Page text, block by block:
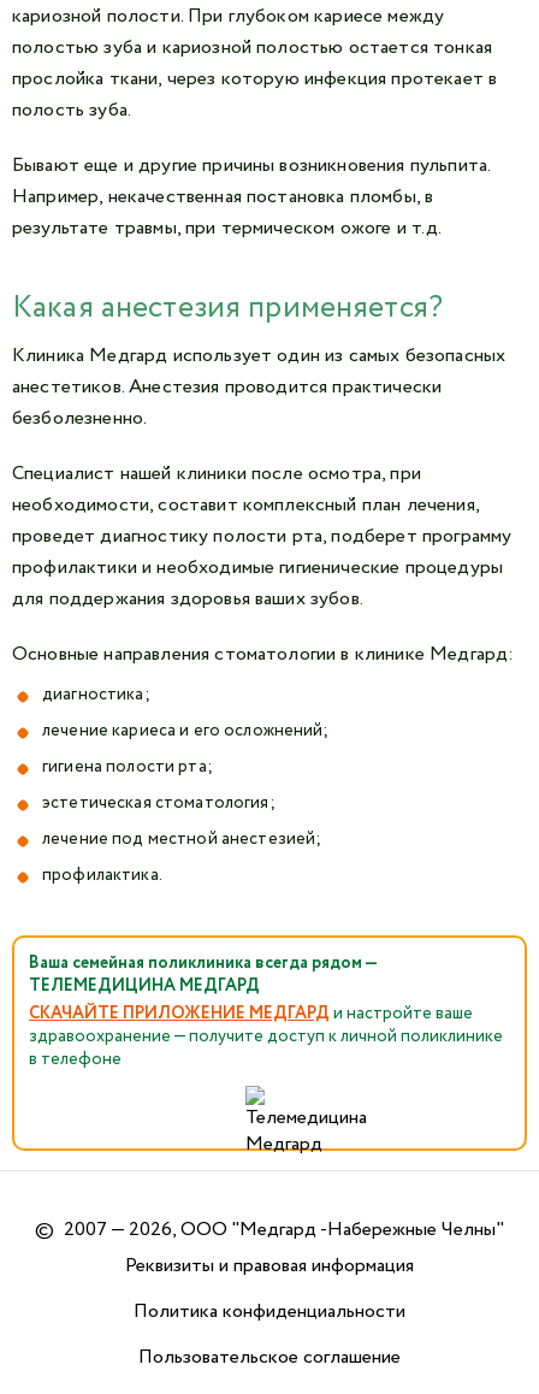
кариозной полости. При глубоком кариесе между
полостью зуба и кариозной полостью остается тонкая
прослойка ткани, через которую инфекция протекает в
полость зуба.
Бывают еще и другие причины возникновения пульпита.
Например, некачественная постановка пломбы, в
результате травмы, при термическом ожоге и т.д.
Какая анестезия применяется?
Клиника Медгард использует один из самых безопасных
анестетиков. Анестезия проводится практически
безболезненно.
Специалист нашей клиники после осмотра, при
необходимости, составит комплексный план лечения,
проведет диагностику полости рта, подберет программу
профилактики и необходимые гигиенические процедуры
для поддержания здоровья ваших зубов.
Основные направления стоматологии в клинике Медгард:
диагностика;
лечение кариеса и его осложнений;
гигиена полости рта;
эстетическая стоматология;
лечение под местной анестезией;
профилактика.
Ваша семейная поликлиника всегда рядом —
ТЕЛЕМЕДИЦИНА МЕДГАРД
СКАЧАЙТЕ ПРИЛОЖЕНИЕ МЕДГАРД и настройте ваше
здравоохранение — получите доступ к личной поликлинике
в телефоне
© 2007 — 2026, ООО "Медгард -Набережные Челны"
Реквизиты и правовая информация
Политика конфиденциальности
Пользовательское соглашение